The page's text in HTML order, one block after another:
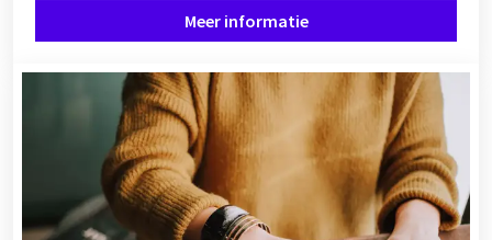
Meer informatie